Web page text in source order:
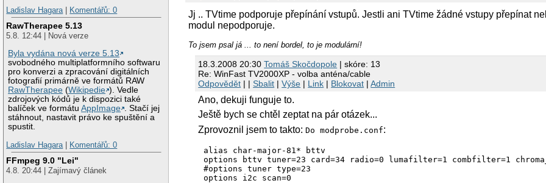
Ladislav Hagara
Komentářů: 0
RawTherapee 5.13
5.8. 12:44 | Nová verze
Byla vydána nová verze 5.13
svobodného multiplatformního softwaru
pro konverzi a zpracování digitálních
fotografií primárně ve formátů RAW
RawTherapee (Wikipedie ). Vedle
zdrojových kódů je k dispozici také
balíček ve formátuAppImage . Stačí jej
stáhnout, nastavit právo ke spuštění a
spustit.
Ladislav Hagara
Komentářů: 0
FFmpeg 9.0 "Lei"
4.8. 20:44 | Zajímavý článek
Jj .. TVtime podporuje přepínání vstupů. Jestli ani TVtime žádné vstupy přepínat
modul nepodporuje.
To jsem psal já ... to není bordel, to je modulární!
18.3.2008 20:30Tomáš Skočdopole | skóre: 13
Re: WinFast TV2000XP - volba anténa/cable
Odpovědět | |Sbalit |Výše | Link | Blokovat |Admin
Ano, dekuji funguje to.
Ještě bych se chtěl zeptat na pár otázek...
Zprovoznil jsem to takto:Do modprobe.conf:
alias char-major-81* bttv
options bttv tuner=23 card=34 radio=0 lumafilter=1 combfilter=1
#options tuner type=23
options i2c scan=0